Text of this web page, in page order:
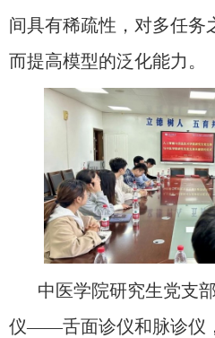
间具有稀疏性，对多任务
而提高模型的泛化能力。
中医学院研究生党支
仪——舌面诊仪和脉诊仪